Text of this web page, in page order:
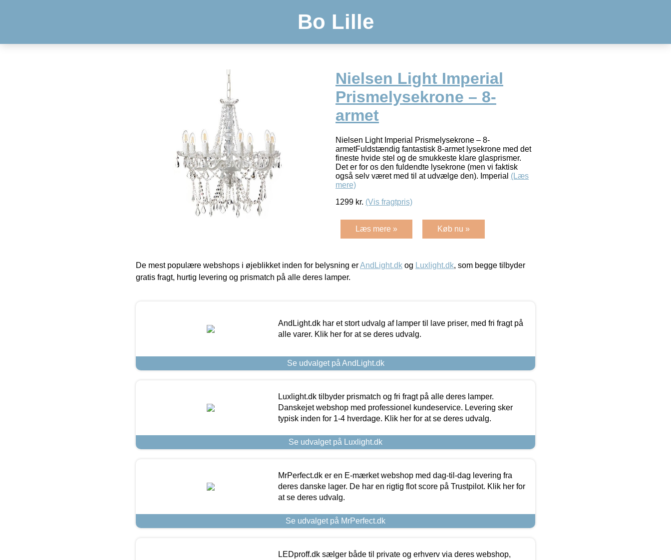
Bo Lille
Nielsen Light Imperial
Prismelysekrone – 8-
armet
Nielsen Light Imperial Prismelysekrone – 8-
armetFuldstændig fantastisk 8-armet lysekrone med det
fineste hvide stel og de smukkeste klare glasprismer.
Det er for os den fuldendte lysekrone (men vi faktisk
også selv været med til at udvælge den). Imperial (Læs
mere)
1299 kr. (Vis fragtpris)
Læs mere » Køb nu »
De mest populære webshops i øjeblikket inden for belysning erAndLight.dk og Luxlight.dk, som begge tilbyder
gratis fragt, hurtig levering og prismatch på alle deres lamper.
AndLight.dk har et stort udvalg af lamper til lave priser, med fri fragt på
alle varer. Klik her for at se deres udvalg.
Se udvalget på AndLight.dk
Luxlight.dk tilbyder prismatch og fri fragt på alle deres lamper.
Danskejet webshop med professionel kundeservice. Levering sker
typisk inden for 1-4 hverdage. Klik her for at se deres udvalg.
Se udvalget på Luxlight.dk
MrPerfect.dk er en E-mærket webshop med dag-til-dag levering fra
deres danske lager. De har en rigtig flot score på Trustpilot. Klik her for
at se deres udvalg.
Se udvalget på MrPerfect.dk
LEDproff.dk sælger både til private og erhverv via deres webshop,